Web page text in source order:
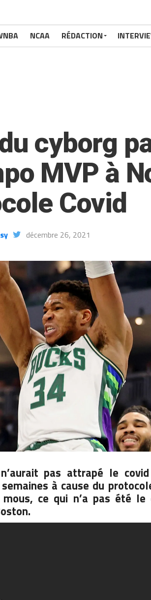
NCAA RÉDACTION
cyborg
MVP à
Covid
décembre 26, 2021
pas attrapé le
à cause du
ce qui n’a pas été le